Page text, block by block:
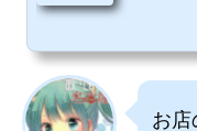
お店